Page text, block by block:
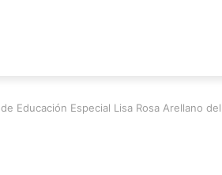
Educación Especial Lisa Rosa Arellano del